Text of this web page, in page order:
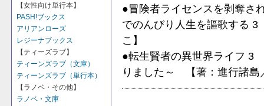
【女性向け単行本】
PASH!ブックス
アリアンローズ
レジーナブックス
【ティーズラブ】
ティーンズラブ（文庫）
ティーンズラブ（単行本）
【ラノベ・その他】
ラノベ・文庫
●冒険者ライセンスを剥奪さ
でのんびり人生を謳歌する
こ】
●転生賢者の異世界ライフ 3
りました～ 【著：進行諸島